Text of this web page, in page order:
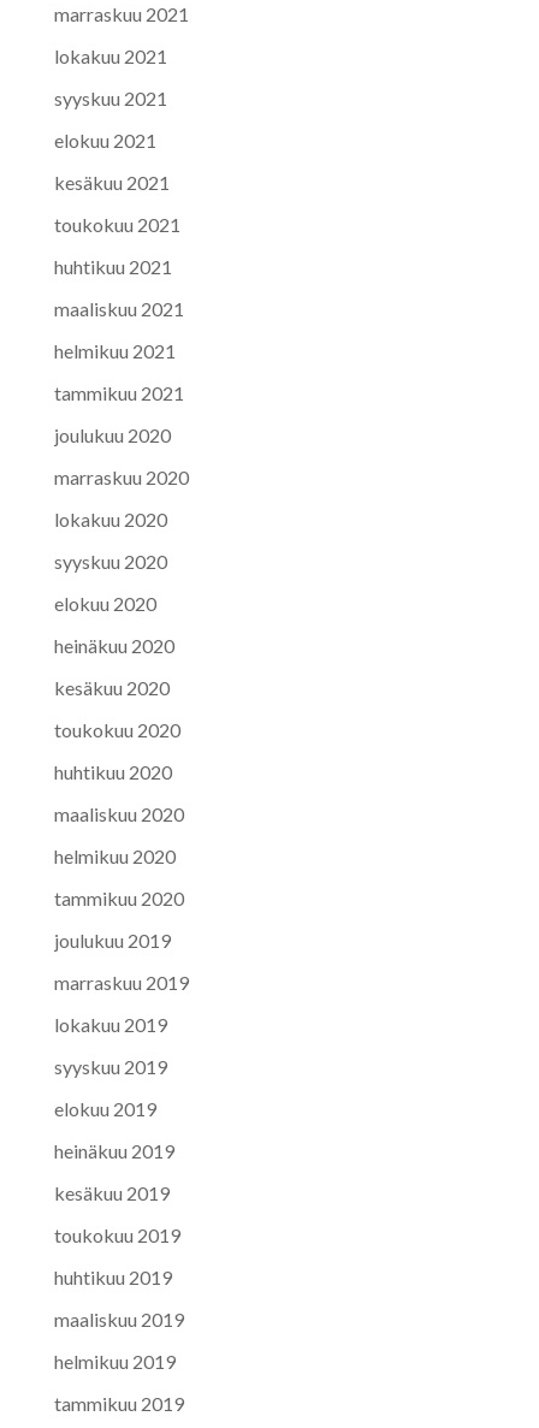
marraskuu 2021
lokakuu 2021
syyskuu 2021
elokuu 2021
kesäkuu 2021
toukokuu 2021
huhtikuu 2021
maaliskuu 2021
helmikuu 2021
tammikuu 2021
joulukuu 2020
marraskuu 2020
lokakuu 2020
syyskuu 2020
elokuu 2020
heinäkuu 2020
kesäkuu 2020
toukokuu 2020
huhtikuu 2020
maaliskuu 2020
helmikuu 2020
tammikuu 2020
joulukuu 2019
marraskuu 2019
lokakuu 2019
syyskuu 2019
elokuu 2019
heinäkuu 2019
kesäkuu 2019
toukokuu 2019
huhtikuu 2019
maaliskuu 2019
helmikuu 2019
tammikuu 2019